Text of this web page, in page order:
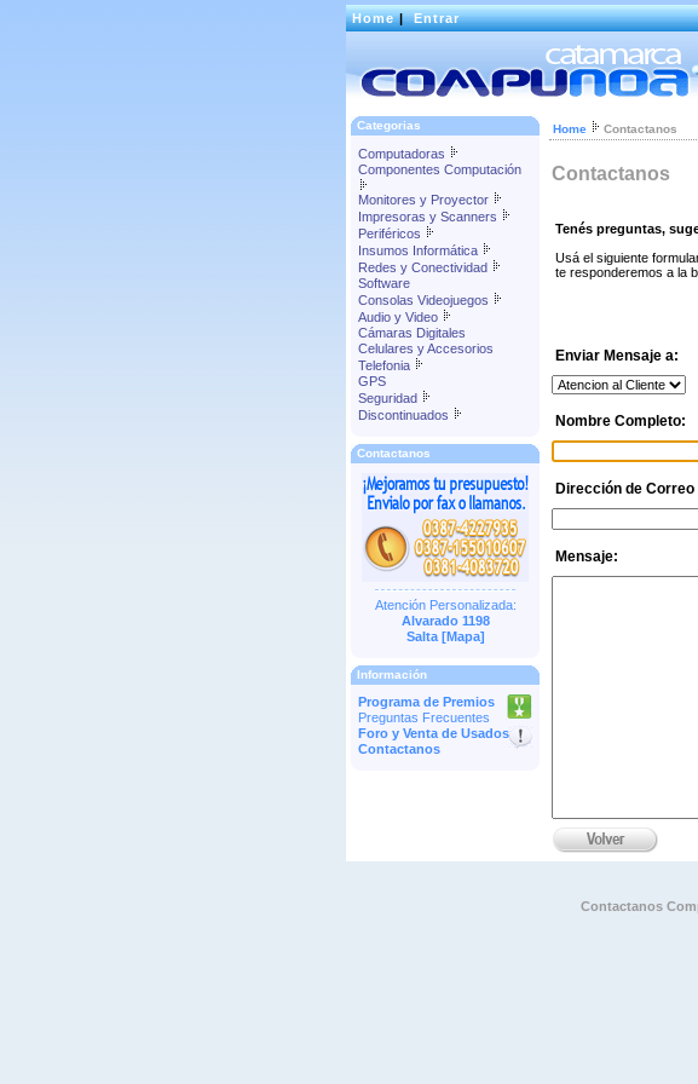
Home|Entrar
Categorias
Computadoras
Componentes Computación
Monitores y Proyector
Impresoras y Scanners
Periféricos
Insumos Informática
Redes y Conectividad
Software
Consolas Videojuegos
Audio y Video
Cámaras Digitales
Celulares y Accesorios
Telefonia
GPS
Seguridad
Discontinuados
Contactanos
Atención Personalizada:
Alvarado 1198
Salta [Mapa]
Información
Programa de Premios
Preguntas Frecuentes
Foro y Venta de Usados
Contactanos
Home Contactanos
Contactanos
Tenés preguntas,
Usá el siguiente
te responderemos a la
Enviar Mensaje a:
Nombre Completo:
Dirección de
Mensaje:
Contactanos